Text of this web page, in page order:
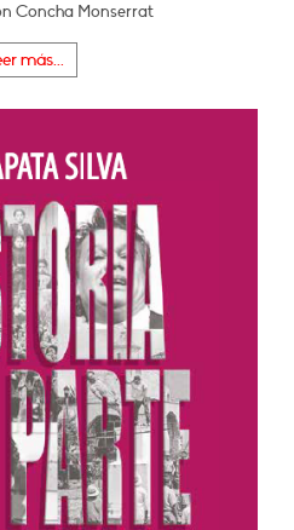
Concha Monserrat
más...